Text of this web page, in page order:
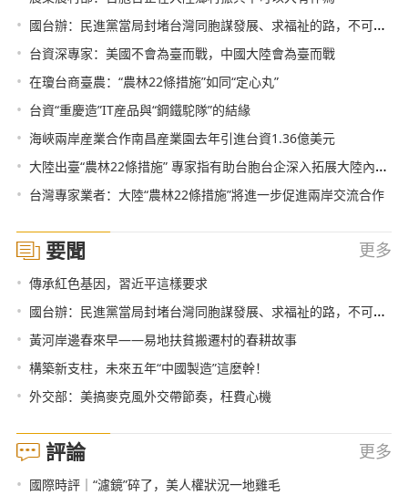
• 國台辦：民進黨當局封堵台灣同胞謀發展、求福祉的路，不可能得逞
• 台資深專家：美國不會為臺而戰，中國大陸會為臺而戰
• 在瓊台商臺農：“農林22條措施”如同“定心丸”
• 台資“重慶造”IT産品與“鋼鐵駝隊”的結緣
• 海峽兩岸産業合作南昌産業園去年引進台資1.36億美元
• 大陸出臺“農林22條措施” 專家指有助台胞台企深入拓展大陸內需市場
• 台灣專家業者：大陸“農林22條措施”將進一步促進兩岸交流合作
要聞 更多
• 傳承紅色基因，習近平這樣要求
• 國台辦：民進黨當局封堵台灣同胞謀發展、求福祉的路，不可能得逞
• 黃河岸邊春來早——易地扶貧搬遷村的春耕故事
• 構築新支柱，未來五年“中國製造”這麼幹！
• 外交部：美搞麥克風外交帶節奏，枉費心機
評論 更多
• 國際時評｜“濾鏡”碎了，美人權狀況一地雞毛